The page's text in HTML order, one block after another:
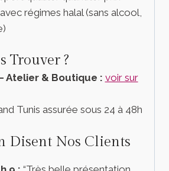
régimes halal (sans alcool,
Trouver ?
Atelier & Boutique : voir sur
Tunis assurée sous 24 à 48h
Disent Nos Clients